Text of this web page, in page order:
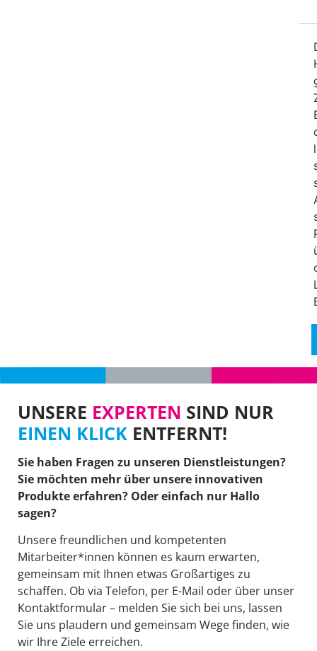
UNSERE EXPERTEN SIND NUR
EINEN KLICK ENTFERNT!
Sie haben Fragen zu unseren Dienstleistungen?
Sie möchten mehr über unsere innovativen
Produkte erfahren? Oder einfach nur Hallo
sagen?
Unsere freundlichen und kompetenten
Mitarbeiter*innen können es kaum erwarten,
gemeinsam mit Ihnen etwas Großartiges zu
schaffen. Ob via Telefon, per E-Mail oder über unser
Kontaktformular – melden Sie sich bei uns, lassen
Sie uns plaudern und gemeinsam Wege finden, wie
wir Ihre Ziele erreichen.